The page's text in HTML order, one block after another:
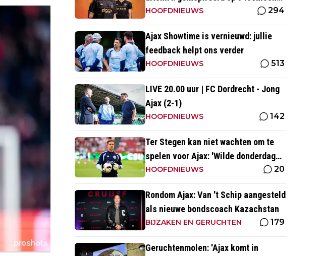
momenten uit clubhistorie
HOOFDNIEUWS 294
Ajax Showtime is vernieuwd: jullie
feedback helpt ons verder
HOOFDNIEUWS 513
LIVE 20.00 uur | FC Dordrecht - Jong
Ajax (2-1)
HOOFDNIEUWS 142
Ter Stegen kan niet wachten om te
spelen voor Ajax: 'Wilde donderdag
ook op het veld staan'
HOOFDNIEUWS 20
Rondom Ajax: Van 't Schip aangesteld
als nieuwe bondscoach Kazachstan
BIJZAKEN EN GERUCHTEN 179
Geruchtenmolen: 'Ajax komt in